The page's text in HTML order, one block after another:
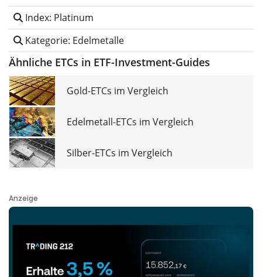
Index: Platinum
Kategorie: Edelmetalle
Ähnliche ETCs in ETF-Investment-Guides
Gold-ETCs im Vergleich
Edelmetall-ETCs im Vergleich
Silber-ETCs im Vergleich